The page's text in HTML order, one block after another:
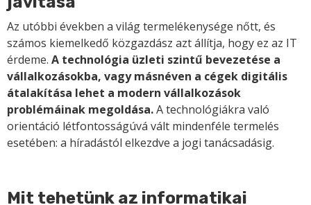
Az utóbbi években a világ termelékenysége nőtt, és
számos kiemelkedő közgazdász azt állítja, hogy ez az IT
érdeme. A technológia üzleti szintű bevezetése a
vállalkozásokba, vagy másnéven a cégek digitális
átalakítása lehet a modern vállalkozások
problémáinak megoldása.A technológiákra való
orientáció létfontosságúvá vált mindenféle termelés
esetében: a híradástól elkezdve a jogi tanácsadásig.
Mit tehetünk az informatikai